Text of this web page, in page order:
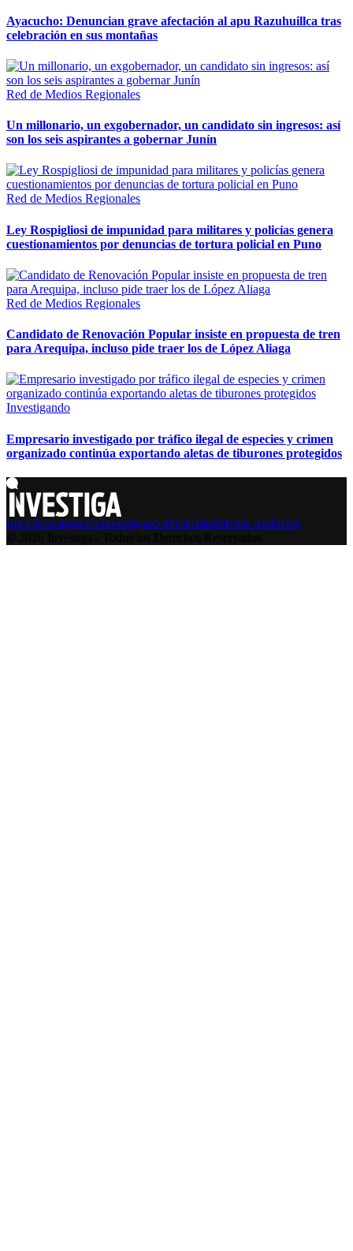
Ayacucho: Denuncian grave afectación al apu Razuhuillca tras
celebración en sus montañas
Red de Medios Regionales
Un millonario, un exgobernador, un candidato sin ingresos: así
son los seis aspirantes a gobernar Junín
Red de Medios Regionales
Ley Rospigliosi de impunidad para militares y policías genera
cuestionamientos por denuncias de tortura policial en Puno
Red de Medios Regionales
Candidato de Renovación Popular insiste en propuesta de tren
para Arequipa, incluso pide traer los de López Aliaga
Investigando
Empresario investigado por tráfico ilegal de especies y crimen
organizado continúa exportando aletas de tiburones protegidos
InicioInvestigaciónInvestigandoPublicidadMedio Ambiente